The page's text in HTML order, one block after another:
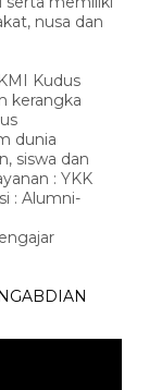
nusa dan
Kudus
kerangka
dunia
siswa dan
: YKK
: Alumni-